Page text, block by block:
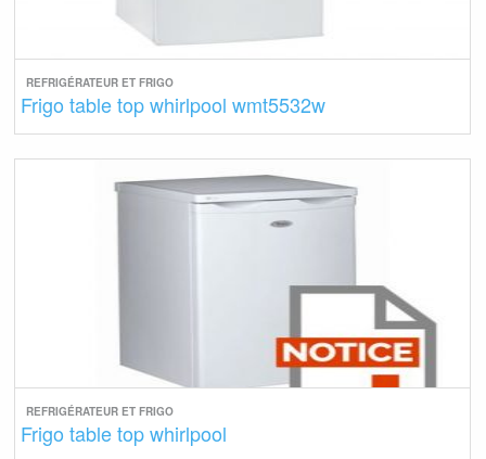
REFRIGÉRATEUR ET FRIGO
Frigo table top whirlpool wmt5532w
REFRIGÉRATEUR ET FRIGO
Frigo table top whirlpool